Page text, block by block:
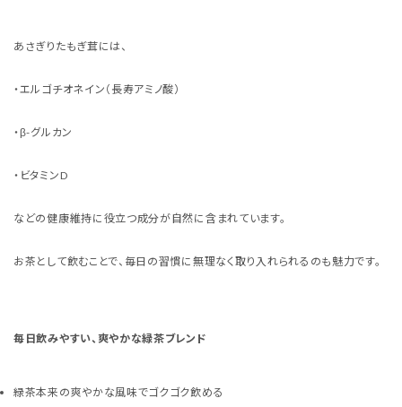
あさぎりたもぎ茸には、
・エルゴチオネイン（長寿アミノ酸）
・β-グルカン
・ビタミンD
などの健康維持に役立つ成分が自然に含まれています。
お茶として飲むことで、毎日の習慣に無理なく取り入れられるのも魅力です。
毎日飲みやすい、爽やかな緑茶ブレンド
緑茶本来の爽やかな風味でゴクゴク飲める